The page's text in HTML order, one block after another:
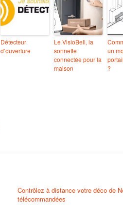
Détecteur
d’ouverture
Le VisioBell, la
sonnette
connectée pour la
maison
un
?
Contrôlez à distance votre déco de
télécommandées